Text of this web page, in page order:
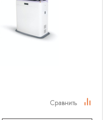
Сравнить